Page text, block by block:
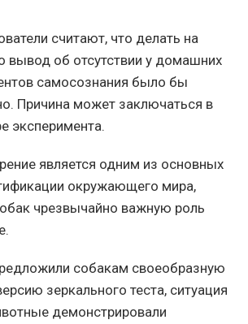
считают, что делать на
вывод об отсутствии у домашних
самосознания было бы
Причина может заключаться в
эксперимента.
является одним из основных
окружающего мира,
чрезвычайно важную роль
собакам своеобразную
зеркального теста, ситуация
демонстрировали